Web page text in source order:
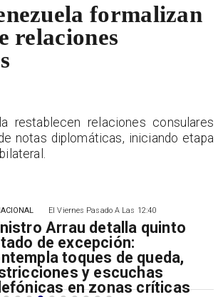
El Viernes Pasado A Las 12:40
Arrau detalla quinto
de excepción:
toques de queda,
y escuchas
en zonas críticas
formalizan
relaciones
restablecen relaciones consulares
notas diplomáticas, iniciando etapa